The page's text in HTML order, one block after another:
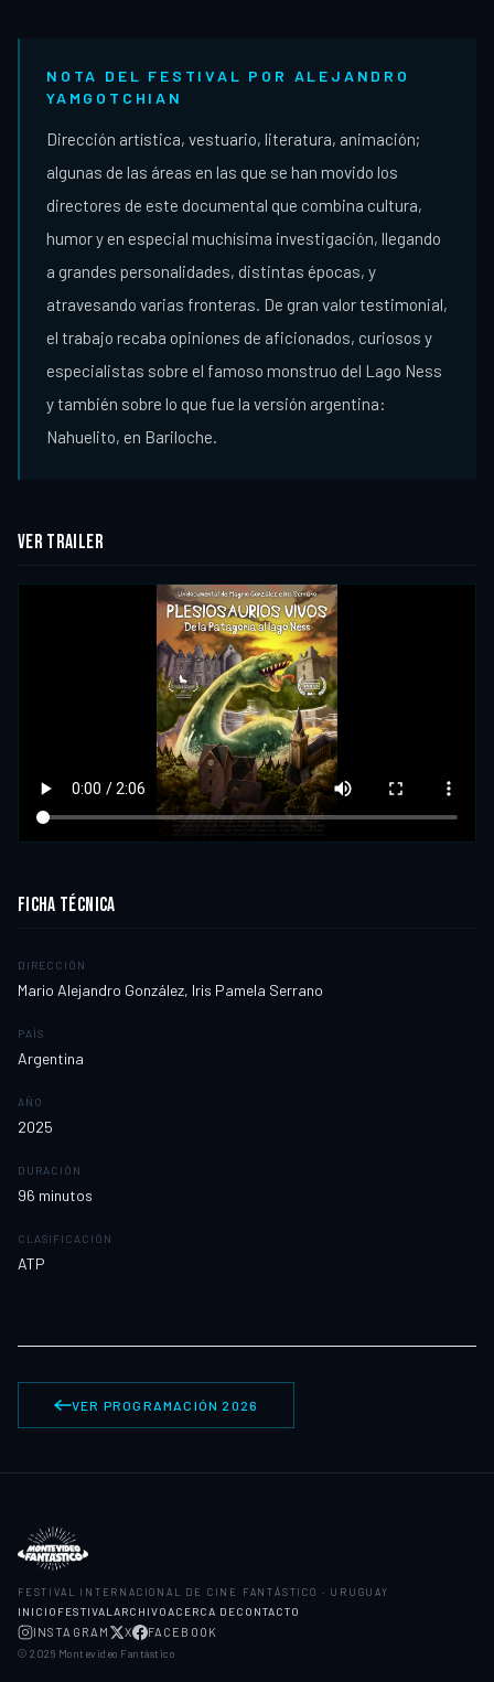
NOTA DEL FESTIVAL POR ALEJANDRO
YAMGOTCHIAN
Dirección artística, vestuario, literatura, animación;
algunas de las áreas en las que se han movido los
directores de este documental que combina cultura,
humor y en especial muchísima investigación, llegando
a grandes personalidades, distintas épocas, y
atravesando varias fronteras. De gran valor testimonial,
el trabajo recaba opiniones de aficionados, curiosos y
especialistas sobre el famoso monstruo del Lago Ness
y también sobre lo que fue la versión argentina:
Nahuelito, en Bariloche.
VER TRAILER
FICHA TÉCNICA
DIRECCIÓN
Mario Alejandro González, Iris Pamela Serrano
PAÍS
Argentina
AÑO
2025
DURACIÓN
96 minutos
CLASIFICACIÓN
ATP
VER PROGRAMACIÓN 2026
FESTIVAL INTERNACIONAL DE CINE FANTÁSTICO · URUGUAY
INICIO FESTIVAL ARCHIVOACERCA DECONTACTO
INSTAGRAM X FACEBOOK
© 2026 Montevideo Fantástico